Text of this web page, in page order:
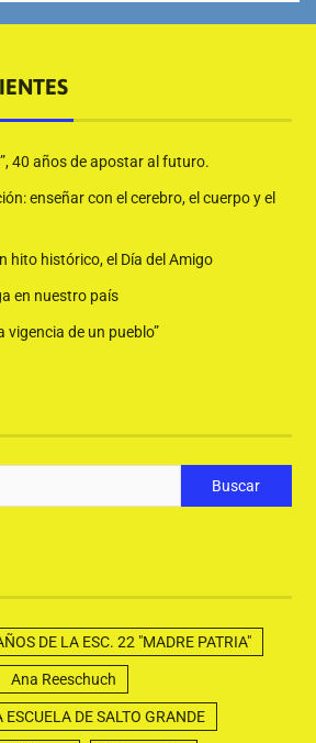
40 años de apostar al futuro.
enseñar con el cerebro, el cuerpo y el
hito histórico, el Día del Amigo
en nuestro país
vigencia de un pueblo”
DE LA ESC. 22 "MADRE PATRIA"
Ana Reeschuch
DE SALTO GRANDE